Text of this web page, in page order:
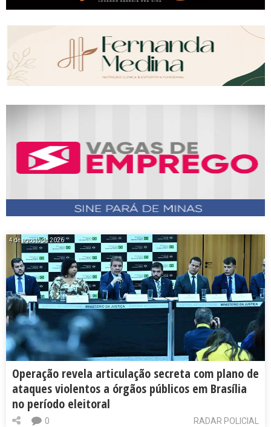
4 de agosto de 2026
Operação revela articulação secreta com plano de
ataques violentos a órgãos públicos em Brasília
no período eleitoral
RADAR POLICIAL
0